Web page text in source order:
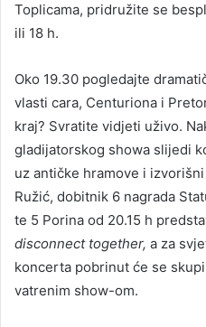
Toplicama, pridružite se
ili 18 h.
Oko 19.30 pogledajte
vlasti cara, Centuriona i
kraj? Svratite vidjeti uživo.
gladijatorskog showa slijedi
uz antičke hramove i
Ružić, dobitnik 6 nagrada
te 5 Porina od 20.15 h
disconnect together, a za
koncerta pobrinut će se
vatrenim show-om.